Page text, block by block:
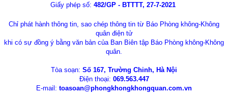
Giấy phép số: 482/GP - BTTTT, 27-7-2021
Chỉ phát hành thông tin, sao chép thông tin từ Báo Phòng không-Không
quân điện tử
khi có sự đồng ý bằng văn bản của Ban Biên tập Báo Phòng không-Không
quân.
Tòa soạn: Số 167, Trường Chinh, Hà Nội
Điện thoại: 069.563.447
E-mail: toasoan@phongkhongkhongquan.com.vn